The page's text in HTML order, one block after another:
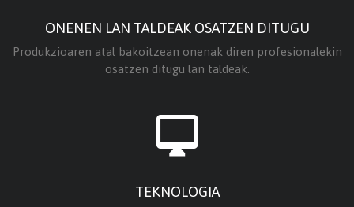
ONENEN LAN TALDEAK OSATZEN DITUGU
Produkzioaren atal bakoitzean onenak diren profesionalekin
osatzen ditugu lan taldeak.
TEKNOLOGIA